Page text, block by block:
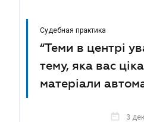
Судебная практика
“Теми в центрі
тему, яка вас
матеріали
3